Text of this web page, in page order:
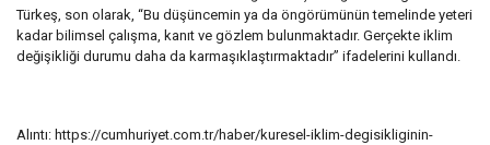
Türkeş, son olarak, “Bu düşüncemin ya da öngörümünün temelinde yeteri
kadar bilimsel çalışma, kanıt ve gözlem bulunmaktadır. Gerçekte iklim
değişikliği durumu daha da karmaşıklaştırmaktadır” ifadelerini kullandı.
Alıntı: https://cumhuriyet.com.tr/haber/kuresel-iklim-degisikliginin-